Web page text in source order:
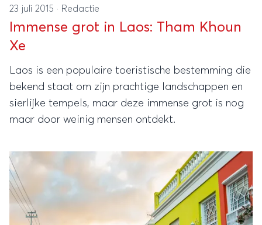
23 juli 2015 · Redactie
Immense grot in Laos: Tham Khoun
Xe
Laos is een populaire toeristische bestemming die
bekend staat om zijn prachtige landschappen en
sierlijke tempels, maar deze immense grot is nog
maar door weinig mensen ontdekt.